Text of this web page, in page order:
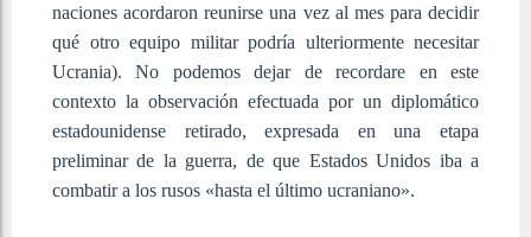
naciones acordaron reunirse una vez al mes para decidir
qué otro equipo militar podría ulteriormente necesitar
Ucrania). No podemos dejar de recordare en este
contexto la observación efectuada por un diplomático
estadounidense retirado, expresada en una etapa
preliminar de la guerra, de que Estados Unidos iba a
combatir a los rusos «hasta el último ucraniano».